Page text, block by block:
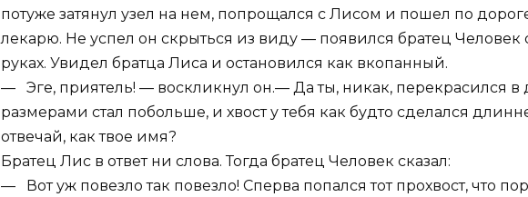
потуже затянул узел на нем, попрощался с Лисом и пошел по
лекарю. Не успел он скрыться из виду — появился братец Человек
руках. Увидел братца Лиса и остановился как вкопанный.
— Эге, приятель! — воскликнул он.— Да ты, никак, перекрасился в
размерами стал побольше, и хвост у тебя как будто сделался
отвечай, как твое имя?
Братец Лис в ответ ни слова. Тогда братец Человек сказал:
— Вот уж повезло так повезло! Сперва попался тот прохвост, что